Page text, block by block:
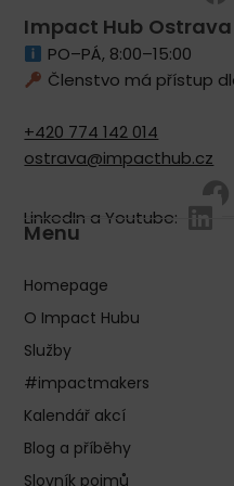
Impact Hub Ostrava
PO–PÁ, 8:00–15:00
Členstvo má přístup
+420 774 142 014
ostrava@impacthub.cz
LinkedIn a Youtube:
Menu
Homepage
O Impact Hubu
Služby
#impactmakers
Kalendář akcí
Blog a příběhy
Slovník pojmů